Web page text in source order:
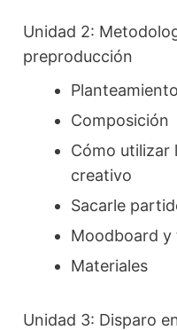
Unidad 2:
preproducción
Composición
Cómo utilizar
creativo
Sacarle
Moodboard
Materiales
Unidad 3: Disparo